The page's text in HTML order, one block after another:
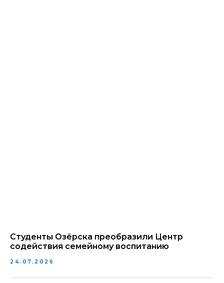
Студенты Озёрска преобразили Центр
содействия семейному воспитанию
24.07.2026